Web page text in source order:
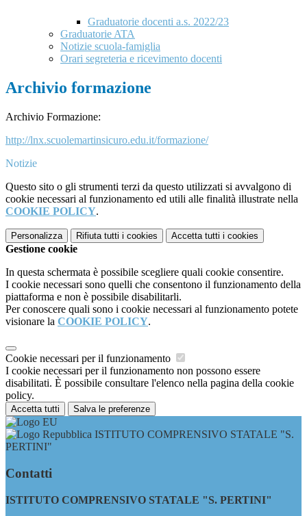
Graduatorie docenti a.s. 2022/23
Graduatorie ATA
Notizie scuola-famiglia
Orari segreteria e ricevimento docenti
Archivio formazione
Archivio Formazione:
http://lnx.scuolemartinsicuro.edu.it/formazione/
Notizie
Questo sito o gli strumenti terzi da questo utilizzati si avvalgono di
cookie necessari al funzionamento ed utili alle finalità illustrate nella
COOKIE POLICY.
Personalizza Rifiuta tutti i cookies Accetta tutti i cookies
Gestione cookie
In questa schermata è possibile scegliere quali cookie consentire.
I cookie necessari sono quelli che consentono il funzionamento della
piattaforma e non è possibile disabilitarli.
Per conoscere quali sono i cookie necessari al funzionamento potete
visionare la COOKIE POLICY.
Cookie necessari per il funzionamento
I cookie necessari per il funzionamento non possono essere
disabilitati. È possibile consultare l'elenco nella pagina della cookie
policy.
Accetta tutti Salva le preferenze
ISTITUTO COMPRENSIVO STATALE "S.
PERTINI"
Contatti
ISTITUTO COMPRENSIVO STATALE "S. PERTINI"